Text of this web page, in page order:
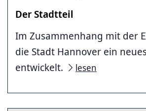
Der Stadtteil
Im Zusammenhang mit der
die Stadt Hannover ein
entwickelt.
lesen